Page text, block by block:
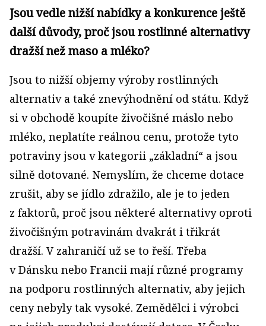
Jsou vedle nižší nabídky a konkurence ještě
další důvody, proč jsou rostlinné alternativy
dražší než maso a mléko?
Jsou to nižší objemy výroby rostlinných
alternativ a také znevýhodnění od státu. Když
si v obchodě koupíte živočišné máslo nebo
mléko, neplatíte reálnou cenu, protože tyto
potraviny jsou v kategorii „základní“ a jsou
silně dotované. Nemyslím, že chceme dotace
zrušit, aby se jídlo zdražilo, ale je to jeden
z faktorů, proč jsou některé alternativy oproti
živočišným potravinám dvakrát i třikrát
dražší. V zahraničí už se to řeší. Třeba
v Dánsku nebo Francii mají různé programy
na podporu rostlinných alternativ, aby jejich
ceny nebyly tak vysoké. Zemědělci i výrobci